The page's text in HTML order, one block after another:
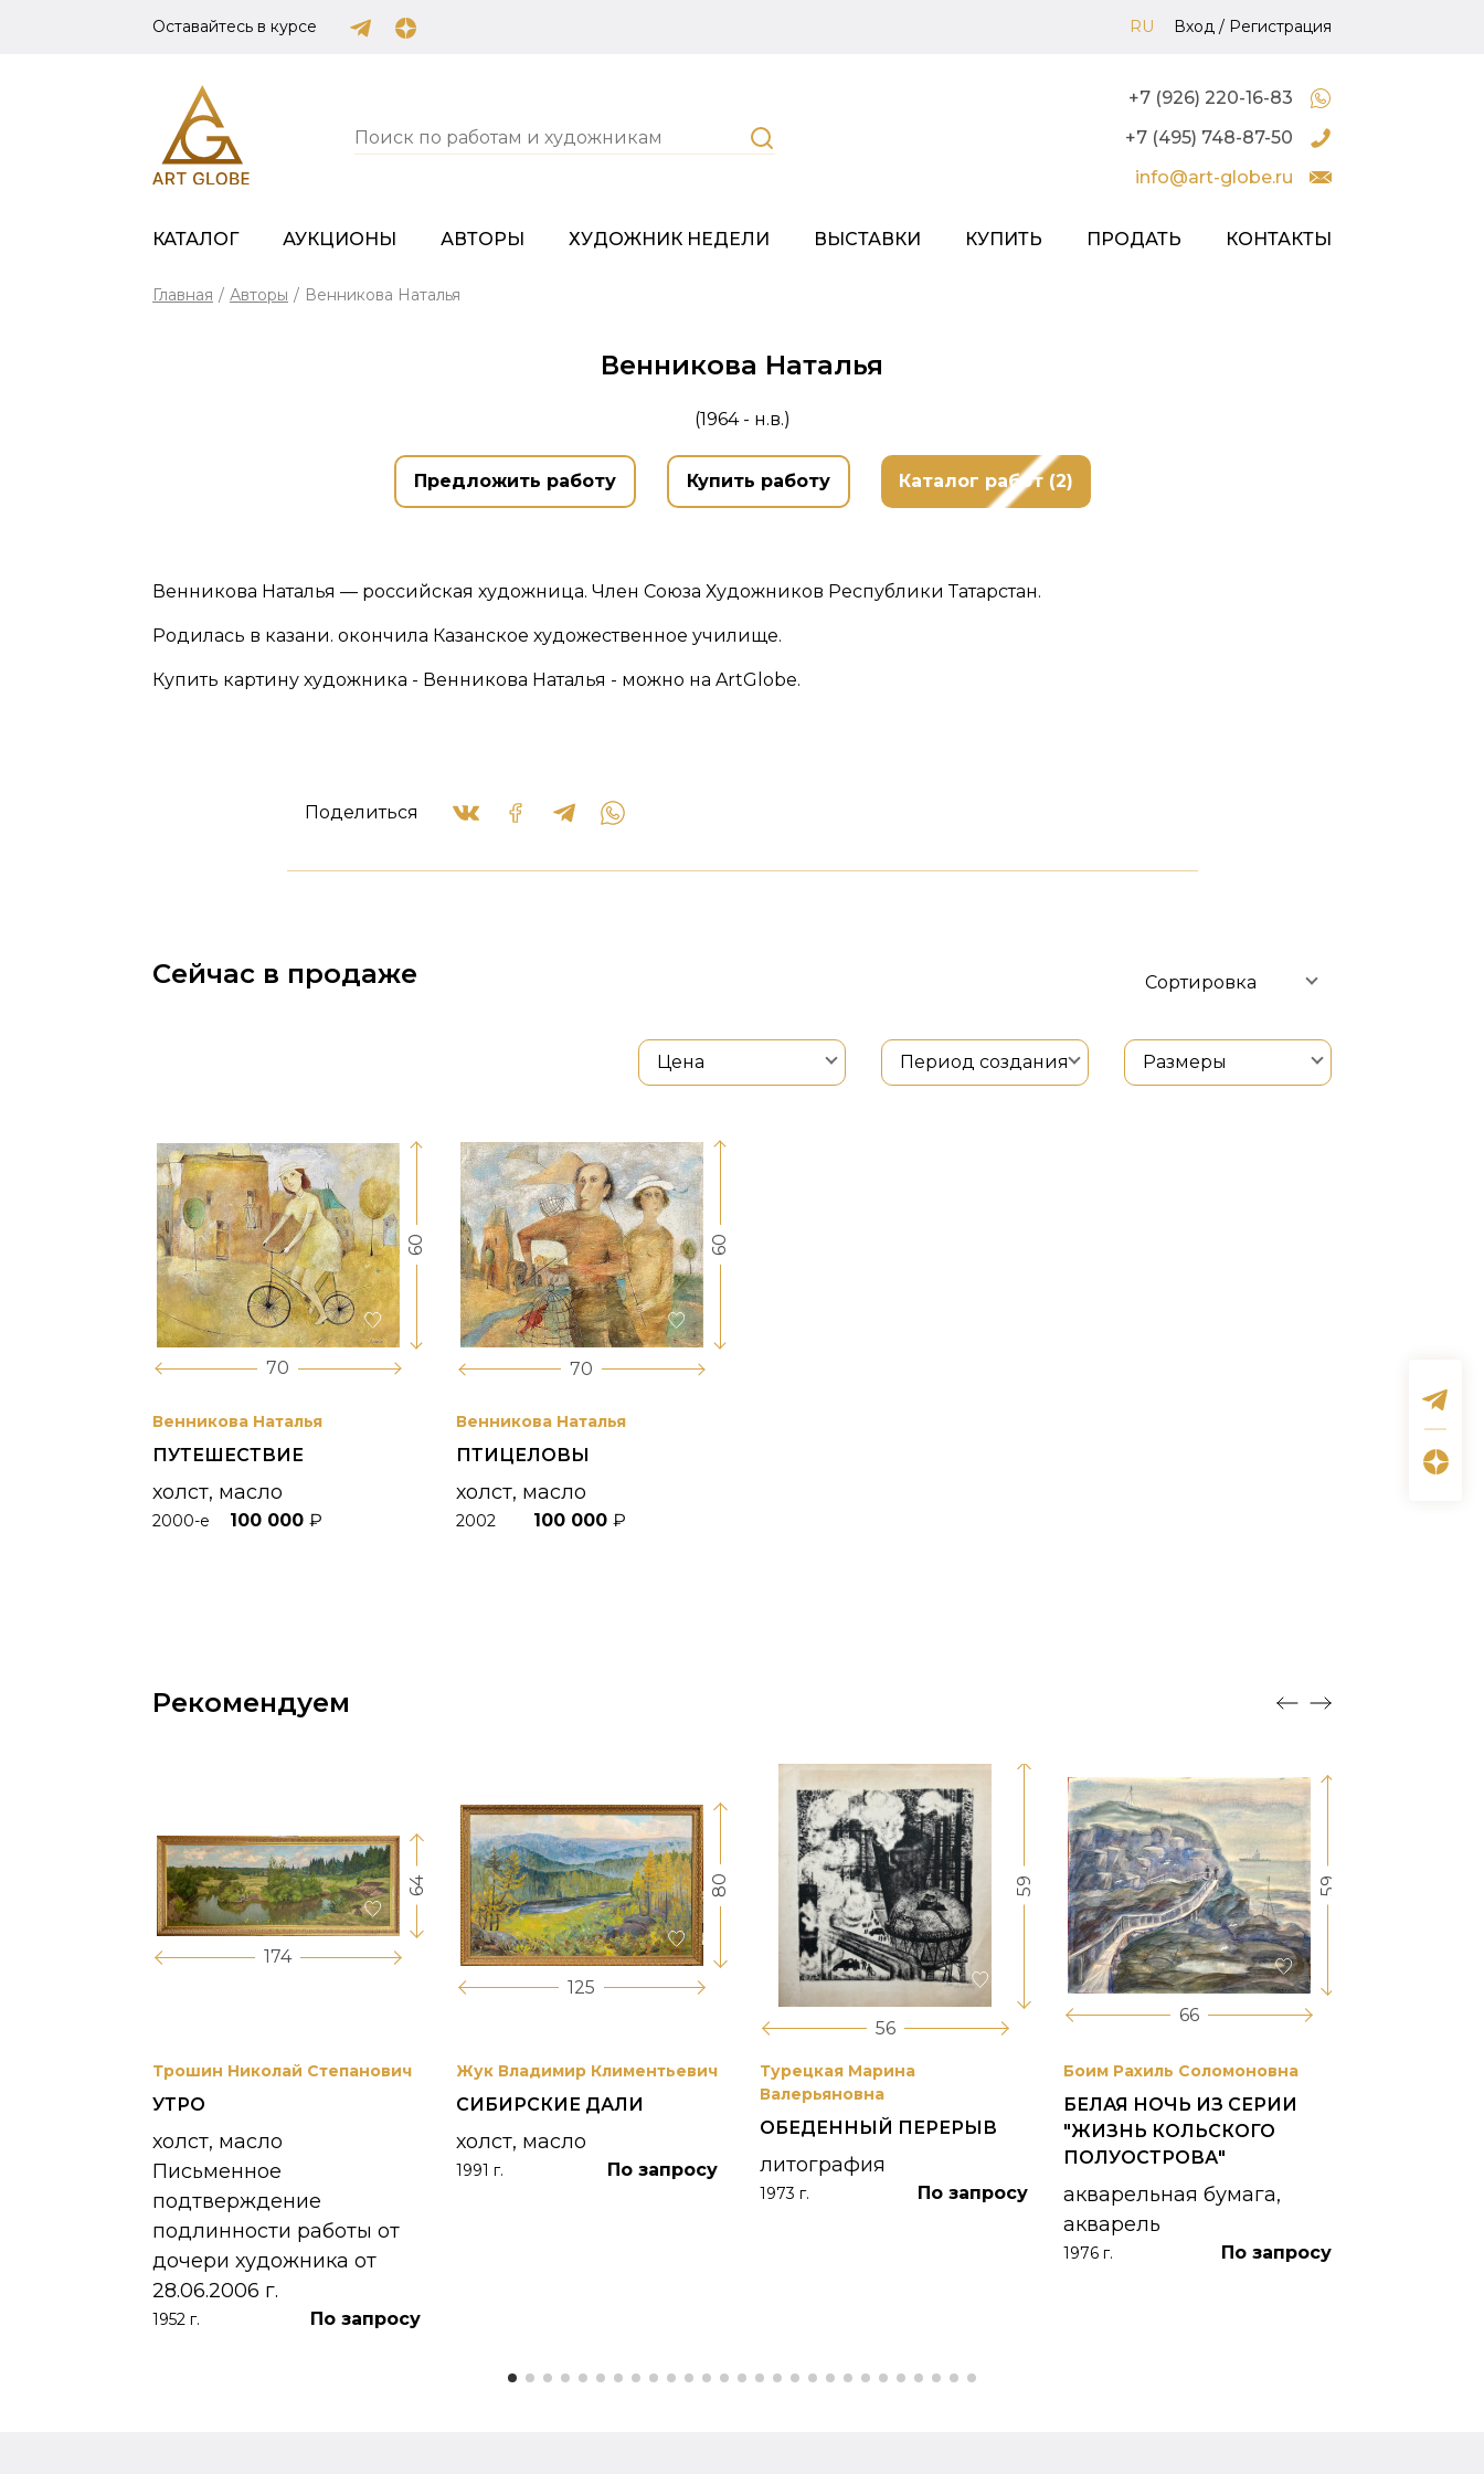
Оставайтесь в курсе RU Вход / Регистрация
+7 (926) 220-16-83
+7 (495) 748-87-50
info@art-globe.ru
КАТАЛОГ АУКЦИОНЫ АВТОРЫ ХУДОЖНИК НЕДЕЛИ ВЫСТАВКИ КУПИТЬ ПРОДАТЬ КОНТАКТЫ
Главная / Авторы / Венникова Наталья
Венникова Наталья
(1964 - н.в.)
Предложить работу Купить работу Каталог работ (2)
Венникова Наталья — российская художница. Член Союза Художников Республики Татарстан.
Родилась в казани. окончила Казанское художественное училище.
Купить картину художника - Венникова Наталья - можно на ArtGlobe.
Поделиться
Сейчас в продаже
Цена Период создания Размеры
Сортировка
70
60
Венникова Наталья
ПУТЕШЕСТВИЕ
холст, масло
2000-е 100 000 ₽
70
60
Венникова Наталья
ПТИЦЕЛОВЫ
холст, масло
2002 100 000 ₽
Рекомендуем
174
64
Трошин Николай Степанович
УТРО
холст, масло
Письменное
подтверждение
подлинности работы от
дочери художника от
28.06.2006 г.
1952 г. По запросу
125
80
Жук Владимир Климентьевич
СИБИРСКИЕ ДАЛИ
холст, масло
1991 г. По запросу
56
59
Турецкая Марина
Валерьяновна
ОБЕДЕННЫЙ ПЕРЕРЫВ
литография
1973 г. По запросу
66
59
Боим Рахиль Соломоновна
БЕЛАЯ НОЧЬ ИЗ СЕРИИ
"ЖИЗНЬ КОЛЬСКОГО
ПОЛУОСТРОВА"
акварельная бумага,
акварель
1976 г. По запросу